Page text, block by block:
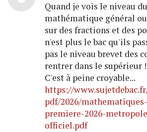
Quand je vois le niveau
mathématique général
sur des fractions et des
n'est plus le bac qu'ils
pas le niveau brevet des
rentrer dans le supérieur
C'est à peine croyable...
https://
pdf/2026/
premiere-2026-
officiel.pdf